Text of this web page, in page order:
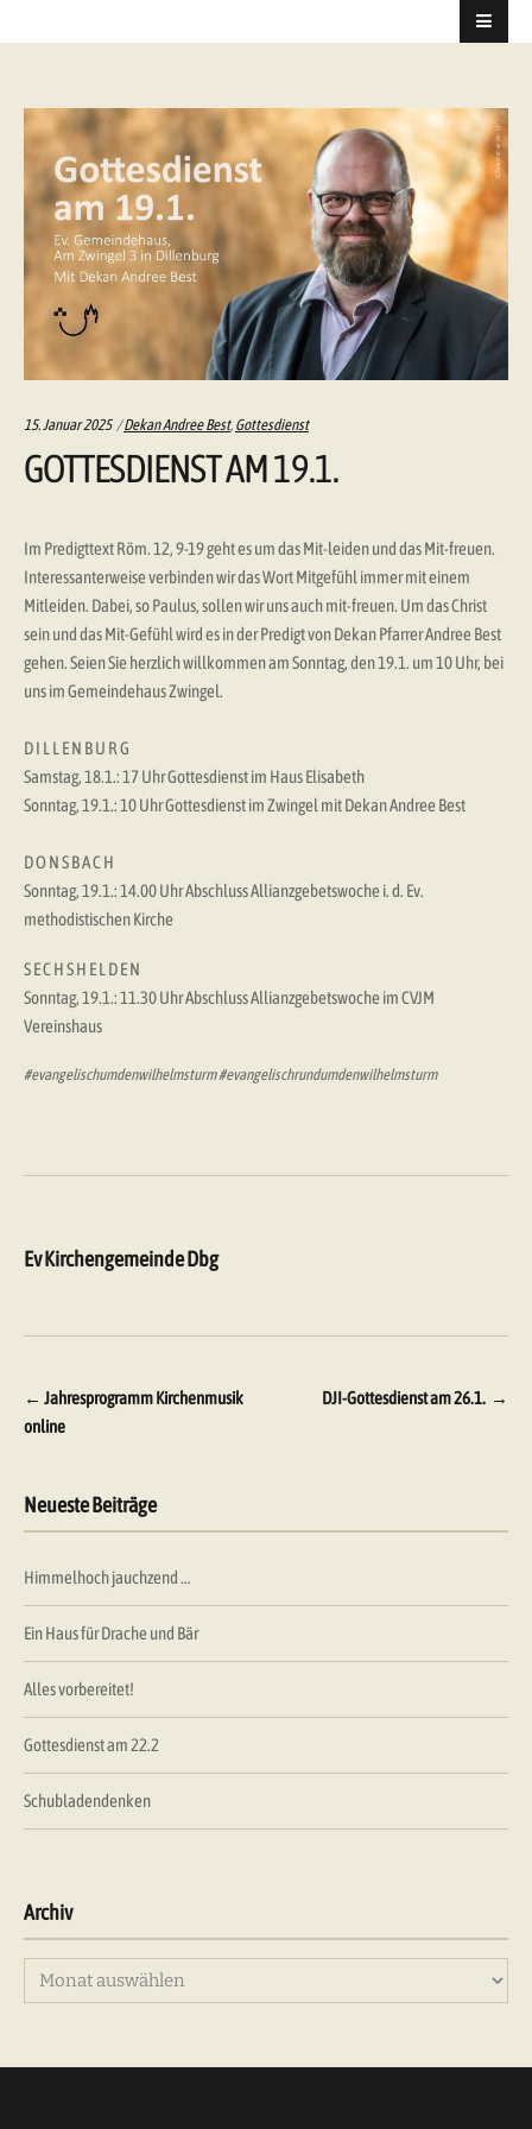
15. Januar 2025 Categories:
Dekan Andree Best, Gottesdienst
GOTTESDIENST AM 19.1.
Im Predigttext Röm. 12, 9-19 geht es um das Mit-leiden und das Mit-freuen.
Interessanterweise verbinden wir das Wort Mitgefühl immer mit einem
Mitleiden. Dabei, so Paulus, sollen wir uns auch mit-freuen. Um das Christ
sein und das Mit-Gefühl wird es in der Predigt von Dekan Pfarrer Andree Best
gehen. Seien Sie herzlich willkommen am Sonntag, den 19.1. um 10 Uhr, bei
uns im Gemeindehaus Zwingel.
D I L L E N B U R G
Samstag, 18.1.: 17 Uhr Gottesdienst im Haus Elisabeth
Sonntag, 19.1.: 10 Uhr Gottesdienst im Zwingel mit Dekan Andree Best
D O N S B A C H
Sonntag, 19.1.: 14.00 Uhr Abschluss Allianzgebetswoche i. d. Ev.
methodistischen Kirche
S E C H S H E L D E N
Sonntag, 19.1.: 11.30 Uhr Abschluss Allianzgebetswoche im CVJM
Vereinshaus
#evangelischumdenwilhelmsturm #evangelischrundumdenwilhelmsturm
Ev Kirchengemeinde Dbg
Beitragsnavigation
← Jahresprogramm Kirchenmusik
online
DJI-Gottesdienst am 26.1. →
Neueste Beiträge
Himmelhoch jauchzend …
Ein Haus für Drache und Bär
Alles vorbereitet!
Gottesdienst am 22.2
Schubladendenken
Archiv
Archiv